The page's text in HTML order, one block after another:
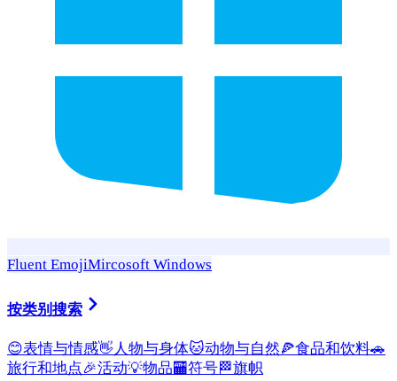
Fluent EmojiMircosoft Windows
按类别搜索
😊表情与情感👋 人物与身体🐱动物与自然🍕食品和饮料🚗
旅行和地点🎉活动💡物品🏧符号🏁旗帜